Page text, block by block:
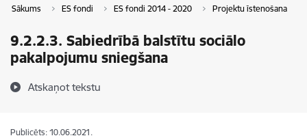
Sākums ES fondi ES fondi 2014 - 2020 Projektu īstenošana
9.2.2.3. Sabiedrībā balstītu sociālo
pakalpojumu sniegšana
Atskaņot tekstu
Publicēts: 10.06.2021.